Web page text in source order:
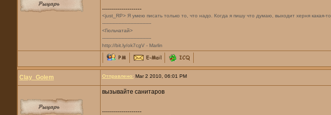
--------------------
<just_RP> Я умею писать только то, что надо. Когда я пишу что думаю, выходит херня какая-то
---------------------------------
<Гюльчатай>
---------------------------------
http://bit.ly/ok7cgV - Marlin
Clay_Golem Отправлено:Mar 2 2010, 06:01 PM
вызывайте санитаров
--------------------